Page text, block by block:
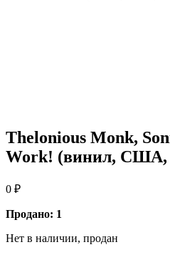
Thelonious Monk,
Work! (винил, США,
0 ₽
Продано: 1
Нет в наличии, продан